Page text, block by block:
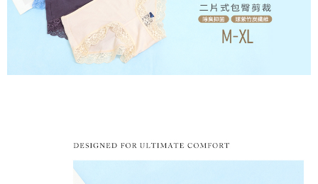
【注意事項】
１．透過由恩沛科技股份有限公司提供之「AFTEE先享後付」服務完成之交
易，需依本服務之必要範圍內提供個人資料，並將交易相關給付款項請求債
權轉讓予恩沛科技股份有限公司。
２．關於個人資料處理事宜，請瀏覽以下網址：
https://aftee.tw/terms/#terms3
恩沛科技股份有限公司將有權停止該用戶之使用額度並採取法律行動。
每筆NT$80，滿NT$799(含以上)免運費
付款後萊爾富取貨
每筆NT$80，滿NT$799(含以上)免運費
7-11取貨付款
每筆NT$80，滿NT$799(含以上)免運費
7-11取貨(快速到店)